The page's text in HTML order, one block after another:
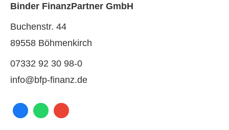
Binder FinanzPartner GmbH
Buchenstr. 44
89558 Böhmenkirch
07332 92 30 98-0
info@bfp-finanz.de